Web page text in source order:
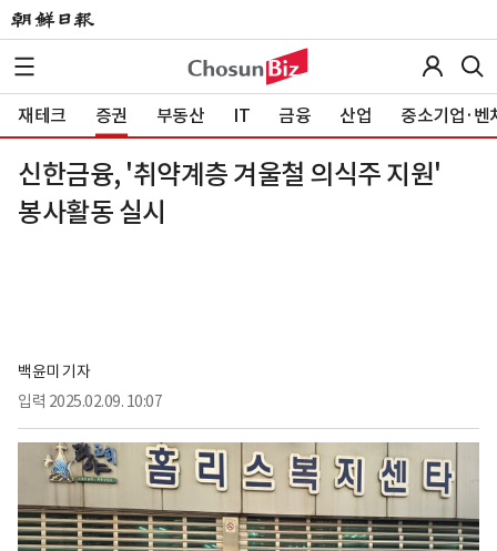
재테크 증권 부동산 IT 금융 산업 중소기업·벤
신한금융, '취약계층 겨울철 의식주 지원'
봉사활동 실시
백윤미 기자
입력 2025.02.09. 10:07